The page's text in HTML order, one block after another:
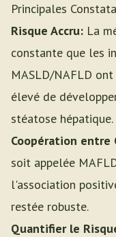
Principales
Risque Accru: La
constante que les
MASLD/NAFLD
élevé de
stéatose hépatique.
Coopération entre
soit appelée
l'association
restée robuste.
Quantifier le